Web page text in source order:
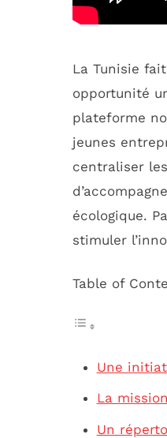
La Tunisie
opportunité
plateforme
jeunes
centraliser
écologique.
stimuler
Table of
Une
La
Un